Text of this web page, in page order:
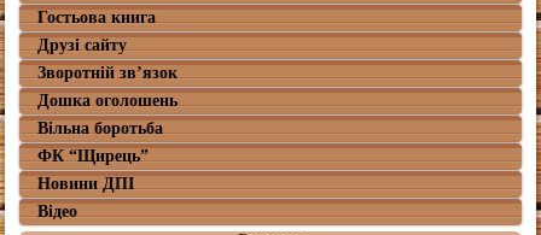
Гостьова книга
Друзі сайту
Зворотній зв’язок
Дошка оголошень
Вільна боротьба
ФК “Щирець”
Новини ДПІ
Відео